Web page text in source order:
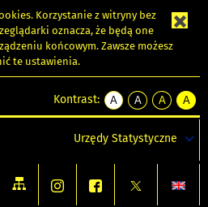
. Korzystanie z witryny bez
oznacza, że będą one
końcowym. Zawsze możesz
te ustawienia.
Kontrast:
A
kontrast
A
kontrast
tekst
czarnym
A
kontrast
tekst
czarnym
A
tekst
żółtym
Urzędy Statystyczne